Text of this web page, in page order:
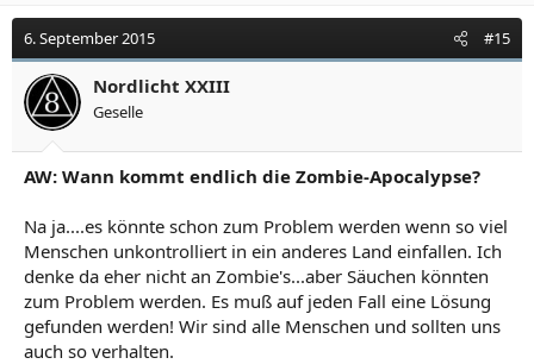
6. September 2015 #15
Nordlicht XXIII
Geselle
AW: Wann kommt endlich die Zombie-Apocalypse?
Na ja....es könnte schon zum Problem werden wenn so viel
Menschen unkontrolliert in ein anderes Land einfallen. Ich
denke da eher nicht an Zombie's...aber Säuchen könnten
zum Problem werden. Es muß auf jeden Fall eine Lösung
gefunden werden! Wir sind alle Menschen und sollten uns
auch so verhalten.